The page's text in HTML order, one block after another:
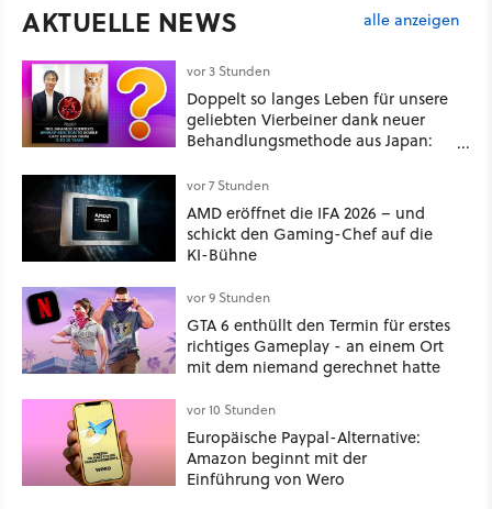
AKTUELLE NEWS alle anzeigen
vor 3 Stunden
Doppelt so langes Leben für unsere
geliebten Vierbeiner dank neuer
Behandlungsmethode aus Japan:
Kommentare zeigt, dass es nicht so
einfach ist
vor 7 Stunden
AMD eröffnet die IFA 2026 – und
schickt den Gaming-Chef auf die
KI-Bühne
vor 9 Stunden
GTA 6 enthüllt den Termin für erstes
richtiges Gameplay - an einem Ort
mit dem niemand gerechnet hatte
vor 10 Stunden
Europäische Paypal-Alternative:
Amazon beginnt mit der
Einführung von Wero